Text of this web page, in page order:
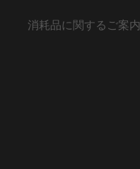
消耗品に関するご案内